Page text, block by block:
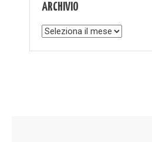
ARCHIVIO
Archivio